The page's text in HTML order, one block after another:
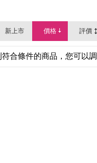
新上市 價格 評價
合條件的商品，您可以調